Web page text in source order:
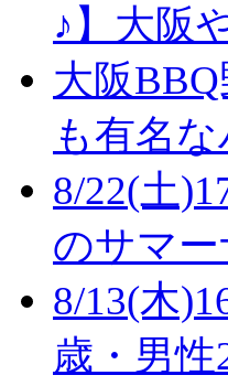
♪】大阪
大阪
も有名
8/22(土
のサマ
8/13(木
歳・男性